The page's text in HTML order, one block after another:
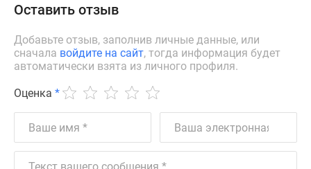
скидками
41%
Видео
360°
новостроек
застройщиком
Rutube
Оставить отзыв
Добавьте отзыв, заполнив личные данные, или
сначала войдите на сайт, тогда информация будет
автоматически взята из личного профиля.
Оценка *